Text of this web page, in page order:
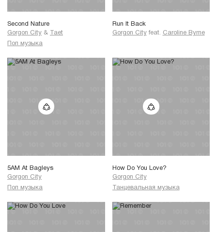
Second Nature
Gorgon City &
Taet
Поп музыка
Run It Back
Gorgon City feat. Caroline Byrne
5AM At Bagleys
Gorgon City
Поп музыка
How Do You Love?
Gorgon City
Танцевальная музыка